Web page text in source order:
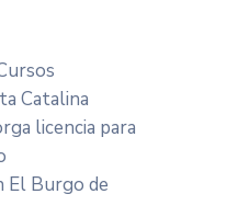
Catalina
licencia para
El Burgo de